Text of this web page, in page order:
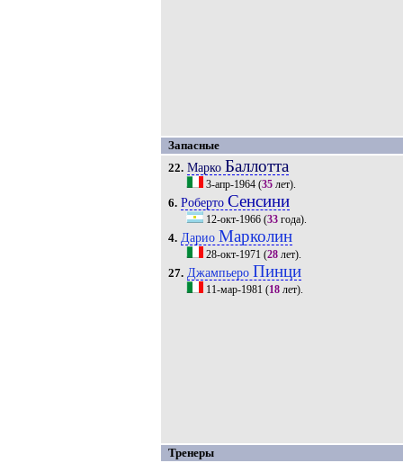
Запасные
22. Марко Баллотта
3-апр-1964(35лет).
6. Роберто Сенсини
12-окт-1966(33года).
4. Дарио Марколин
28-окт-1971 (28лет).
27. Джампьеро Пинци
11-мар-1981 (18лет).
Тренеры